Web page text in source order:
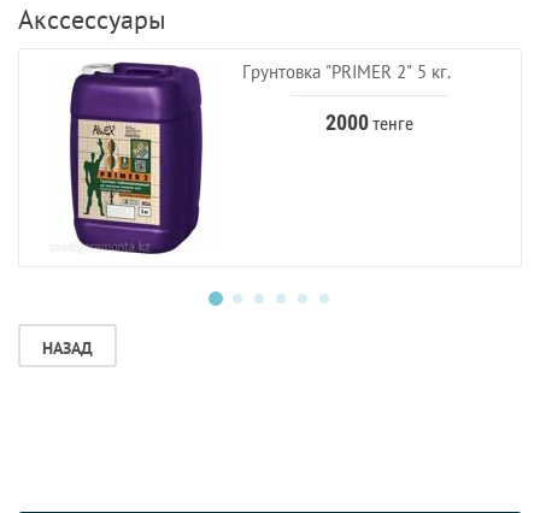
Акссессуары
Грунтовка "PRIMER 2" 5 кг.
2000тенге
НАЗАД